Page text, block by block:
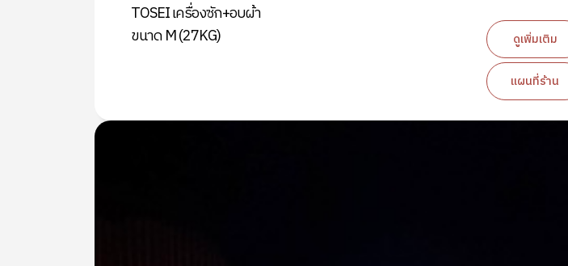
TOSEI เครื่องซัก+อบผ้า
ขนาด M (27KG)
ดูเพิ่มเติม
แผนที่ร้าน